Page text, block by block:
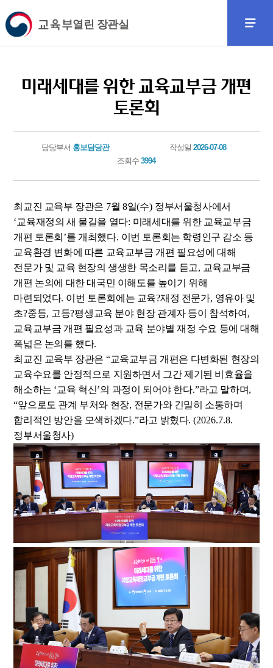
열린 장관실
미래세대를 위한 교육교부금 개편
토론회
담당부서 홍보담당관 작성일2026-07-08
조회수3994
최교진 교육부 장관은 7월 8일(수) 정부서울청사에서
‘교육재정의 새 물길을 열다: 미래세대를 위한 교육교부금
개편 토론회 ’를 개최했다. 이번 토론회는 학령인구 감소 등
교육환경 변화에 따른 교육교부금 개편 필요성에 대해
전문가 및 교육 현장의 생생한 목소리를 듣고, 교육교부금
개편 논의에 대한 대국민 이해도를 높이기 위해
마련되었다. 이번 토론회에는 교육?재정 전문가, 영유아 및
초?중등, 고등?평생교육 분야 현장 관계자 등이 참석하여 ,
교육교부금 개편 필요성과 교육 분야별 재정 수요 등에 대해
폭넓은 논의를 했다.
최교진 교육부 장관은 “교육교부금 개편은 다변화된 현장의
교육수요를 안정적으로 지원하면서 그간 제기된 비효율을
해소하는 ‘교육 혁신’의 과정이 되어야 한다.”라고 말하며,
“앞으로도 관계 부처와 현장, 전문가와 긴밀히 소통하며
합리적인 방안을 모색하겠다.”라고 밝혔다. (2026.7.8.
정부서울청사)